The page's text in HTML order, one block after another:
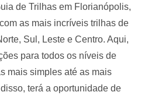
de Trilhas em Florianópolis,
as mais incríveis trilhas de
Sul, Leste e Centro. Aqui,
para todos os níveis de
mais simples até as mais
terá a oportunidade de